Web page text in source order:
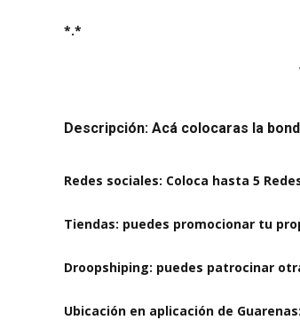
*.*
Descripción: Acá colocaras la
Redes sociales: Coloca hasta 5
Tiendas: puedes promocionar tu
Droopshiping: puedes patrocinar
Ubicación en aplicación de